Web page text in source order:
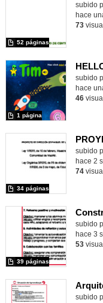
subido
52 páginas
hace
73
subido
1 página
hace
46
subido
34 páginas
hace 2
74
subido
39 páginas
hace 3
53
subido